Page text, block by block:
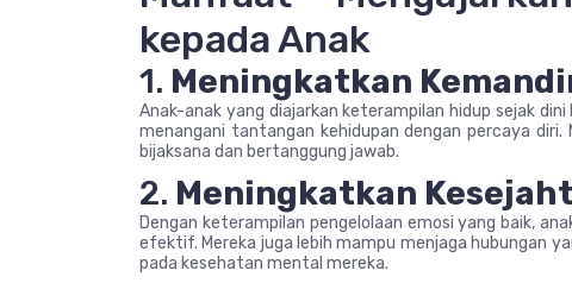
kepada Anak
1. Meningkatkan
Anak-anak yang diajarkan keterampilan hidup sejak
menangani tantangan kehidupan dengan percaya
bijaksana dan bertanggung jawab.
2. Meningkatkan
Dengan keterampilan pengelolaan emosi yang baik,
efektif. Mereka juga lebih mampu menjaga hubungan
pada kesehatan mental mereka.